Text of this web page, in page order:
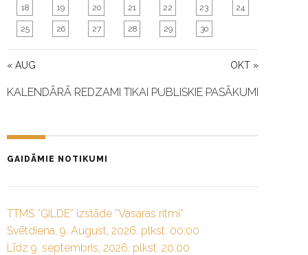
« AUG OKT »
18 19 20 21 22 23 24
25 26 27 28 29 30
KALENDĀRĀ REDZAMI TIKAI PUBLISKIE PASĀKUMI
GAIDĀMIE NOTIKUMI
TTMS “ĢILDE” izstāde “Vasaras ritmi”
Svētdiena, 9. August, 2026. plkst. 00:00
Līdz 9. septembris, 2026. plkst. 20:00